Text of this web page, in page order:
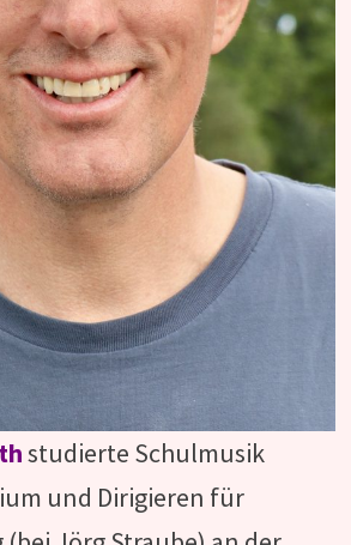
studierte Schulmusik
und Dirigieren für